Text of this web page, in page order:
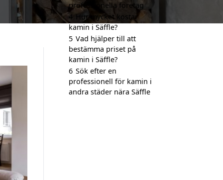
professionella företag
4 Hur mycket kostar
kamin i Säffle?
5 Vad hjälper till att
bestämma priset på
kamin i Säffle?
6 Sök efter en
professionell för kamin i
andra städer nära Säffle